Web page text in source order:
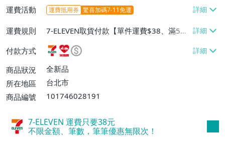
運費活動 運費抵用券 驚喜加碼7-11免運
運費規則
7-ELEVEN取貨付款【單件運費$38、滿5件
或消費滿$1298免運費】、7-ELEVEN取貨
不付款【免運費】、萊爾富取貨付款【單件
運費$60、滿5件或消費滿$1298免運
費】、宅配/貨運【單件運費$120、滿5件
付款方式
商品狀況
全新品
所在地區
台北市
商品編號
101746028191
7-ELEVEN 運費只要38元
不限金額、筆數，筆筆優惠無限次！